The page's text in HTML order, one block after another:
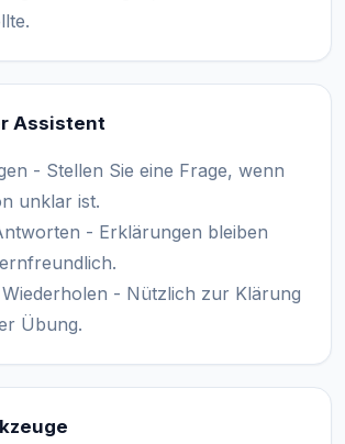
Assistent
- Stellen Sie eine Frage, wenn
unklar ist.
- Erklärungen bleiben
- Nützlich zur Klärung
Übung.